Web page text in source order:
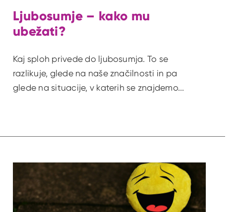
Ljubosumje – kako mu
ubežati?
Kaj sploh privede do ljubosumja. To se
razlikuje, glede na naše značilnosti in pa
glede na situacije, v katerih se znajdemo...